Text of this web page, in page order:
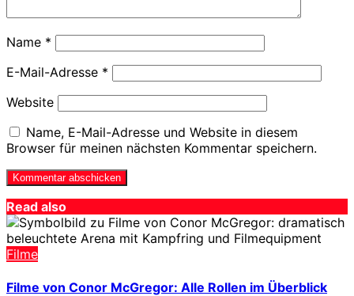
Name *
E-Mail-Adresse *
Website
Name, E-Mail-Adresse und Website in diesem
Browser für meinen nächsten Kommentar speichern.
Read also
Filme
Filme von Conor McGregor: Alle Rollen im Überblick